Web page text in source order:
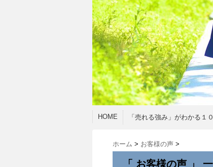
HOME 「売れる強み」がわかる１
ホーム > お客様の声 >
「 お客様の声 」